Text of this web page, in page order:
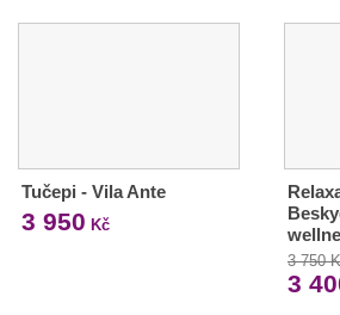
Tučepi - Vila Ante
3 950 Kč
3 750
3